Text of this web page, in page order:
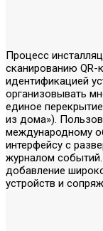
Процесс
сканированию
идентификацией
организовывать
единое
из дома»).
международному
интерфейсу с
журналом
добавление
устройств и